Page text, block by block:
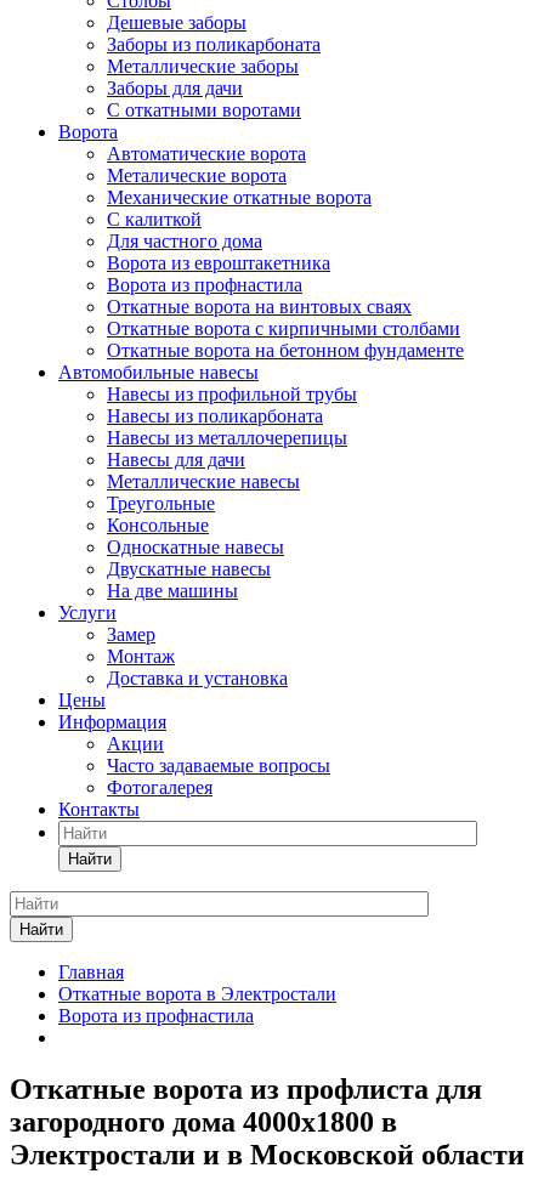
Дешевые заборы
Заборы из поликарбоната
Металлические заборы
Заборы для дачи
С откатными воротами
Ворота
Автоматические ворота
Металические ворота
Механические откатные ворота
С калиткой
Для частного дома
Ворота из евроштакетника
Ворота из профнастила
Откатные ворота на винтовых сваях
Откатные ворота с кирпичными столбами
Откатные ворота на бетонном фундаменте
Автомобильные навесы
Навесы из профильной трубы
Навесы из поликарбоната
Навесы из металлочерепицы
Навесы для дачи
Металлические навесы
Треугольные
Консольные
Односкатные навесы
Двускатные навесы
На две машины
Услуги
Замер
Монтаж
Доставка и установка
Цены
Информация
Акции
Часто задаваемые вопросы
Фотогалерея
Контакты
Найти
Найти
Главная
Откатные ворота в Электростали
Ворота из профнастила
Откатные ворота из профлиста для
загородного дома 4000х1800 в
Электростали и в Московской области